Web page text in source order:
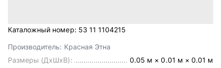
Каталожный номер: 53 11 1104215
Производитель: Красная Этна
Размеры (ДхШхВ):
0.05 м × 0.01 м × 0.01 м